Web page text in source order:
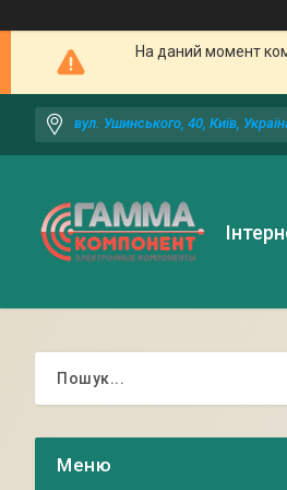
На даний момент
вул. Ушинського, 40, Київ,